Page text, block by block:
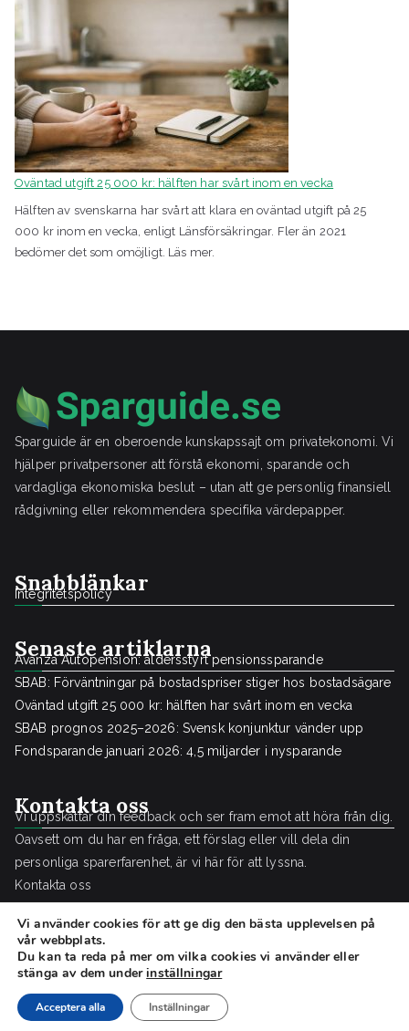
Oväntad utgift 25 000 kr: hälften har svårt inom en vecka
Hälften av svenskarna har svårt att klara en oväntad utgift på 25
000 kr inom en vecka, enligt Länsförsäkringar. Fler än 2021
bedömer det som omöjligt. Läs mer.
Sparguide är en oberoende kunskapssajt om privatekonomi. Vi
hjälper privatpersoner att förstå ekonomi, sparande och
vardagliga ekonomiska beslut – utan att ge personlig finansiell
rådgivning eller rekommendera specifika värdepapper.
Snabblänkar
Integritetspolicy
Senaste artiklarna
Avanza Autopension: åldersstyrt pensionssparande
SBAB: Förväntningar på bostadspriser stiger hos bostadsägare
Oväntad utgift 25 000 kr: hälften har svårt inom en vecka
SBAB prognos 2025–2026: Svensk konjunktur vänder upp
Fondsparande januari 2026: 4,5 miljarder i nysparande
Kontakta oss
Vi uppskattar din feedback och ser fram emot att höra från dig.
Oavsett om du har en fråga, ett förslag eller vill dela din
personliga sparerfarenhet, är vi här för att lyssna.
Kontakta oss
Copyright © 2026 Sparguide.se
Vi använder cookies för att ge dig den bästa upplevelsen på
vår webbplats.
Du kan ta reda på mer om vilka cookies vi använder eller
stänga av dem underinställningar
Acceptera alla Inställningar